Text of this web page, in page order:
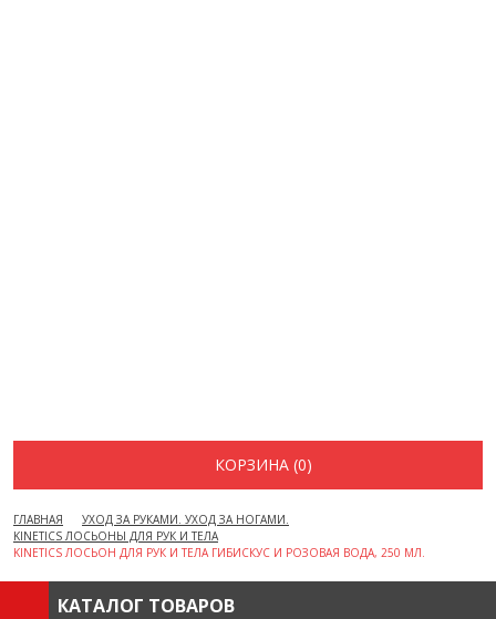
КОРЗИНА (0)
ГЛАВНАЯ
УХОД ЗА РУКАМИ. УХОД ЗА НОГАМИ.
KINETICS ЛОСЬОНЫ ДЛЯ РУК И ТЕЛА
KINETICS ЛОСЬОН ДЛЯ РУК И ТЕЛА ГИБИСКУС И РОЗОВАЯ ВОДА, 250 МЛ.
КАТАЛОГ ТОВАРОВ